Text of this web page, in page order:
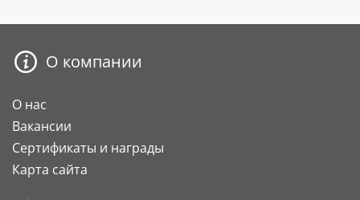
О компании
О нас
Вакансии
Сертификаты и награды
Карта сайта